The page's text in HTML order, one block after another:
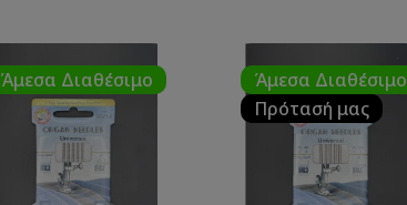
Άμεσα Διαθέσιμο
Άμεσα Διαθέσιμο
Πρότασή μας